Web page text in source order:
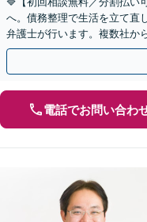
へ。債務整理で生活を立て直
弁護士が行います。複数社か
主など、幅広いケースに対応
電話でお問い合わ